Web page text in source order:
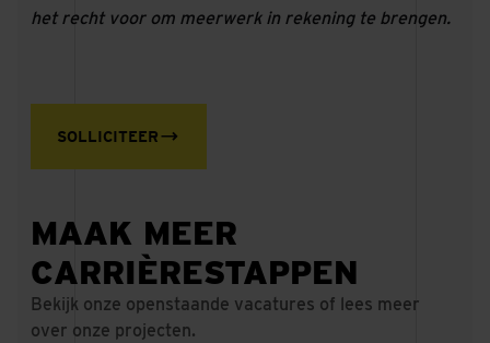
het recht voor om meerwerk in rekening te brengen.
SOLLICITEER
MAAK MEER
CARRIÈRESTAPPEN
Bekijk onze openstaande vacatures of lees meer
over onze projecten.